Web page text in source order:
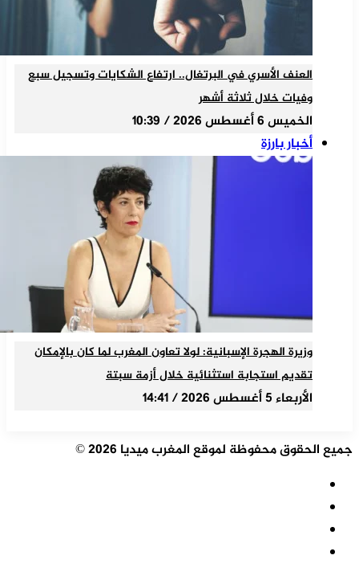
العنف الأسري في البرتغال.. ارتفاع الشكايات وتسجيل سبع
وفيات خلال ثلاثة أشهر
الخميس 6 أغسطس 2026 / 10:39
أخبار بارزة
وزيرة الهجرة الإسبانية: لولا تعاون المغرب لما كان بالإمكان
تقديم استجابة استثنائية خلال أزمة سبتة
الأربعاء 5 أغسطس 2026 / 14:41
جميع الحقوق محفوظة لموقع المغرب ميديا 2026 ©